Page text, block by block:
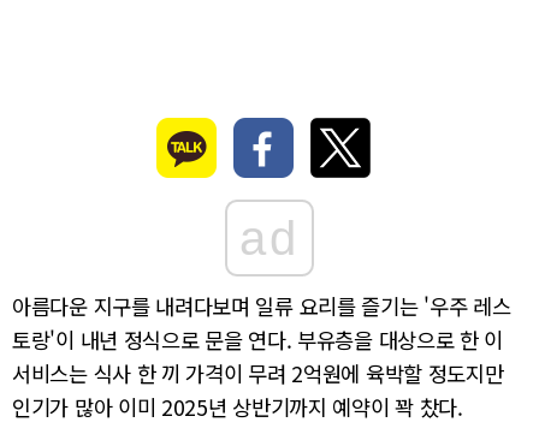
ad
아름다운 지구를 내려다보며 일류 요리를 즐기는 '우주 레스
토랑'이 내년 정식으로 문을 연다. 부유층을 대상으로 한 이
서비스는 식사 한 끼 가격이 무려 2억원에 육박할 정도지만
인기가 많아 이미 2025년 상반기까지 예약이 꽉 찼다.